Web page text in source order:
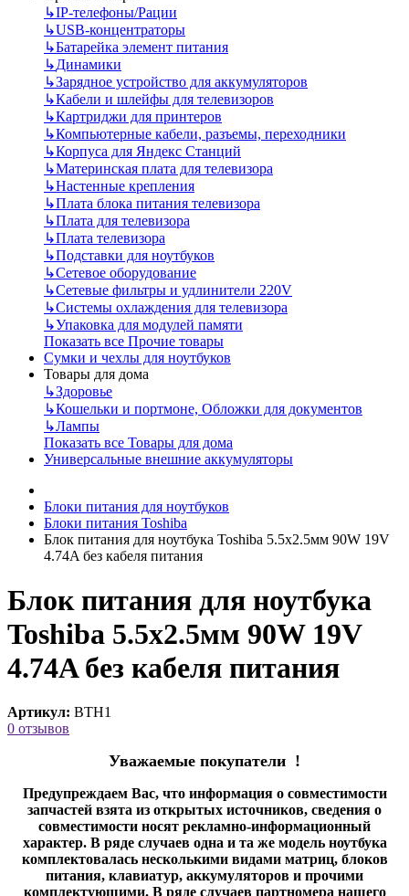
↳IP‑телефоны/Рации
↳USB-концентраторы
↳Батарейка элемент питания
↳Динамики
↳Зарядное устройство для аккумуляторов
↳Кабели и шлейфы для телевизоров
↳Картриджи для принтеров
↳Компьютерные кабели, разъемы, переходники
↳Корпуса для Яндекс Станций
↳Материнская плата для телевизора
↳Настенные крепления
↳Плата блока питания телевизора
↳Плата для телевизора
↳Плата телевизора
↳Подставки для ноутбуков
↳Сетевое оборудование
↳Сетевые фильтры и удлинители 220V
↳Системы охлаждения для телевизора
↳Упаковка для модулей памяти
Показать все Прочие товары
Сумки и чехлы для ноутбуков
Товары для дома
↳Здоровье
↳Кошельки и портмоне, Обложки для документов
↳Лампы
Показать все Товары для дома
Универсальные внешние аккумуляторы
Блоки питания для ноутбуков
Блоки питания Toshiba
Блок питания для ноутбука Toshiba 5.5x2.5мм 90W 19V
4.74A без кабеля питания
Блок питания для ноутбука
Toshiba 5.5x2.5мм 90W 19V
4.74A без кабеля питания
Артикул: BTH1
0 отзывов
Уважаемые покупатели !
Предупреждаем Вас, что информация о совместимости
запчастей взята из открытых источников, сведения о
совместимости носят рекламно-информационный
характер. В ряде случаев одна и та же модель ноутбука
комплектовалась несколькими видами матриц, блоков
питания, клавиатур, аккумуляторов и прочими
комплектующими. В ряде случаев партномера нашего